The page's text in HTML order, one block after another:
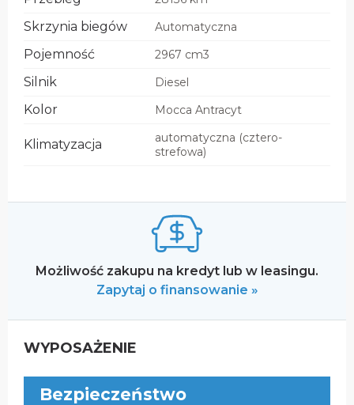
Skrzynia biegów Automatyczna
Pojemność 2967 cm3
Silnik Diesel
Kolor Mocca Antracyt
Klimatyzacja
automatyczna (cztero-
strefowa)
Możliwość zakupu na kredyt lub w leasingu.
Zapytaj o finansowanie »
WYPOSAŻENIE
Bezpieczeństwo